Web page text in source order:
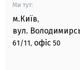
Ми тут:
м.Київ,
вул.
61/11, офіс 50